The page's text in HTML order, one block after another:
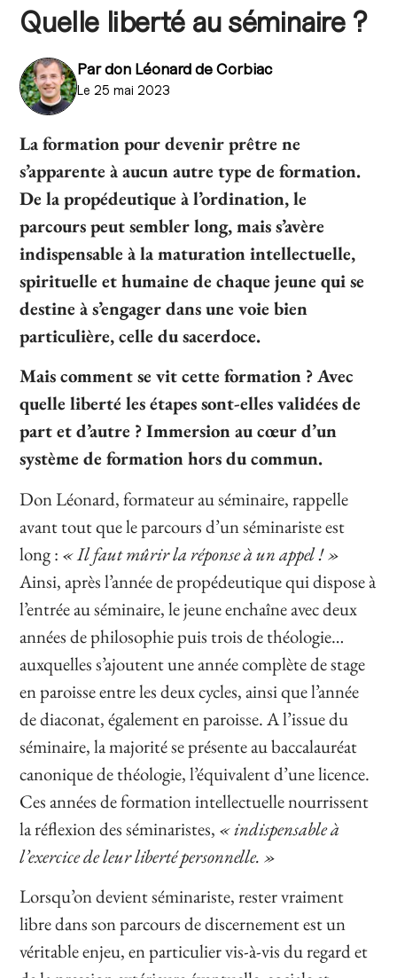
Quelle liberté au séminaire ?
Pardon Léonard de Corbiac
Le 25 mai 2023
La formation pour devenir prêtre ne
s’apparente à aucun autre type de formation.
De la propédeutique à l’ordination, le
parcours peut sembler long, mais s’avère
indispensable à la maturation intellectuelle,
spirituelle et humaine de chaque jeune qui se
destine à s’engager dans une voie bien
particulière, celle du sacerdoce.
Mais comment se vit cette formation ? Avec
quelle liberté les étapes sont-elles validées de
part et d’autre ? Immersion au cœur d’un
système de formation hors du commun.
Don Léonard, formateur au séminaire, rappelle
avant tout que le parcours d’un séminariste est
long : « Il faut mûrir la réponse à un appel ! »
Ainsi, après l’année de propédeutique qui dispose à
l’entrée au séminaire, le jeune enchaîne avec deux
années de philosophie puis trois de théologie…
auxquelles s’ajoutent une année complète de stage
en paroisse entre les deux cycles, ainsi que l’année
de diaconat, également en paroisse. A l’issue du
séminaire, la majorité se présente au baccalauréat
canonique de théologie, l’équivalent d’une licence.
Ces années de formation intellectuelle nourrissent
la réflexion des séminaristes, « indispensable à
l’exercice de leur liberté personnelle. »
Lorsqu’on devient séminariste, rester vraiment
libre dans son parcours de discernement est un
véritable enjeu, en particulier vis-à-vis du regard et